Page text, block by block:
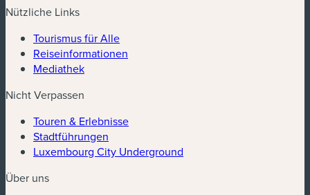
Nützliche Links
Tourismus für Alle
Reiseinformationen
Mediathek
Nicht Verpassen
Touren & Erlebnisse
Stadtführungen
Luxembourg City Underground
Über uns